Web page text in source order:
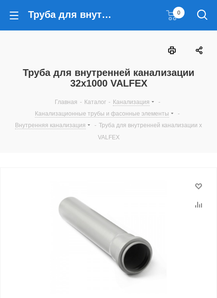
Труба для внутренней канализации 32x1000 VALFEX 0
Труба для внутренней канализации
32x1000 VALFEX
Главная - Каталог - Канализация
-
Канализационные трубы и фасонные элементы
-
Внутренняя канализация
- Труба для внутренней канализации x
VALFEX